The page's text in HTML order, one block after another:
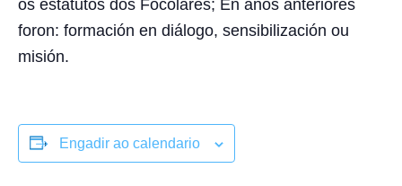
os estatutos dos Focolares; En anos anteriores
foron: formación en diálogo, sensibilización ou
misión.
Engadir ao calendario